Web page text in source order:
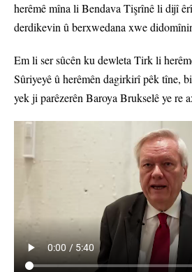
herêmê mîna li Bendava Tişrînê li dijî
derdikevin û berxwedana xwe
Em li ser sûcên ku dewleta Tirk li
Sûriyeyê û herêmên dagirkirî pêk tîne,
yek ji parêzerên Baroya Brukselê ye re